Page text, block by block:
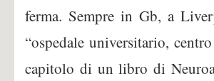
ferma. Sempre in Gb, a
“ospedale universitario,
capitolo di un libro di